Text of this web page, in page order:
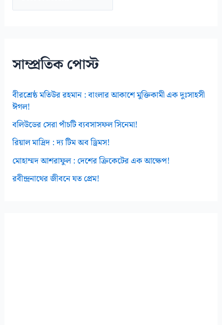
সাম্প্রতিক পোস্ট
বীরশ্রেষ্ঠ মতিউর রহমান : বাংলার আকাশে মুক্তিকামী এক দুঃসাহসী
ঈগল!
বলিউডের সেরা পাঁচটি ব্যবসাসফল সিনেমা!
রিয়াল মাদ্রিদ : দ্য টিম অব ড্রিমস!
মোহাম্মদ আশরাফুল : দেশের ক্রিকেটের এক আক্ষেপ!
রবীন্দ্রনাথের জীবনে যত প্রেম!